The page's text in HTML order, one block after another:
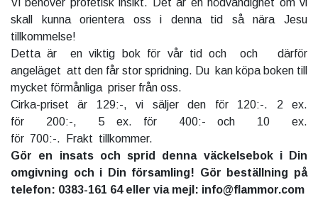
Vi behöver profetisk insikt. Det är en nödvändighet om vi
skall kunna orientera oss i denna tid så nära Jesu
tillkommelse!
Detta är en viktig bok för vår tid och och därför
angeläget att den får stor spridning. Du kan köpa boken till
mycket förmånliga priser från oss.
Cirka-priset är 129:-, vi säljer den för 120:-. 2 ex.
för 200:-, 5 ex. för 400:- och 10 ex.
för 700:-. Frakt tillkommer.
Gör en insats och sprid denna väckelsebok i Din
omgivning och i Din församling! Gör beställning på
telefon: 0383-161 64 eller via mejl: info@flammor.com